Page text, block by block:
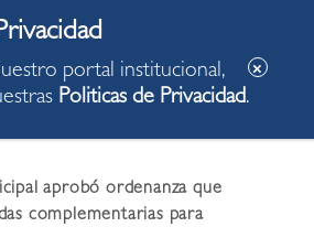
aprobó ordenanza que
complementarias para
portal institucional,
Politicas de Privacidad.